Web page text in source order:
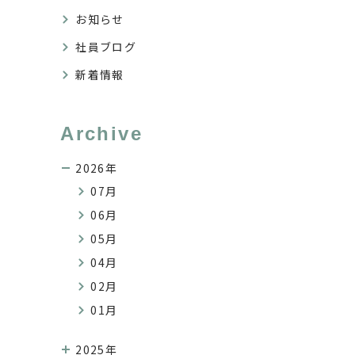
お知らせ
社員ブログ
新着情報
Archive
2026年
07月
06月
05月
04月
02月
01月
2025年